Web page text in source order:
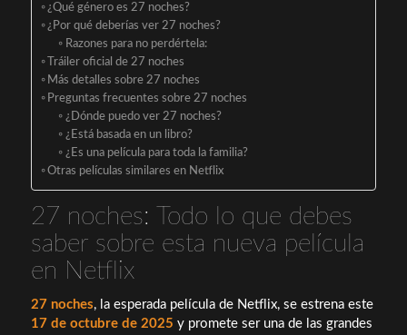
¿Qué género es 27 noches?
¿Por qué deberías ver 27 noches?
Razones para no perdértela:
Tráiler oficial de 27 noches
Más detalles sobre 27 noches
Preguntas frecuentes sobre 27 noches
¿Dónde puedo ver 27 noches?
¿Está basada en un libro?
¿Es una película para toda la familia?
Otras películas similares en Netflix
27 noches: Todo lo que debes
saber sobre esta nueva película
en Netflix
27 noches, la esperada película de Netflix, se estrena este
17 de octubre de 2025 y promete ser una de las grandes